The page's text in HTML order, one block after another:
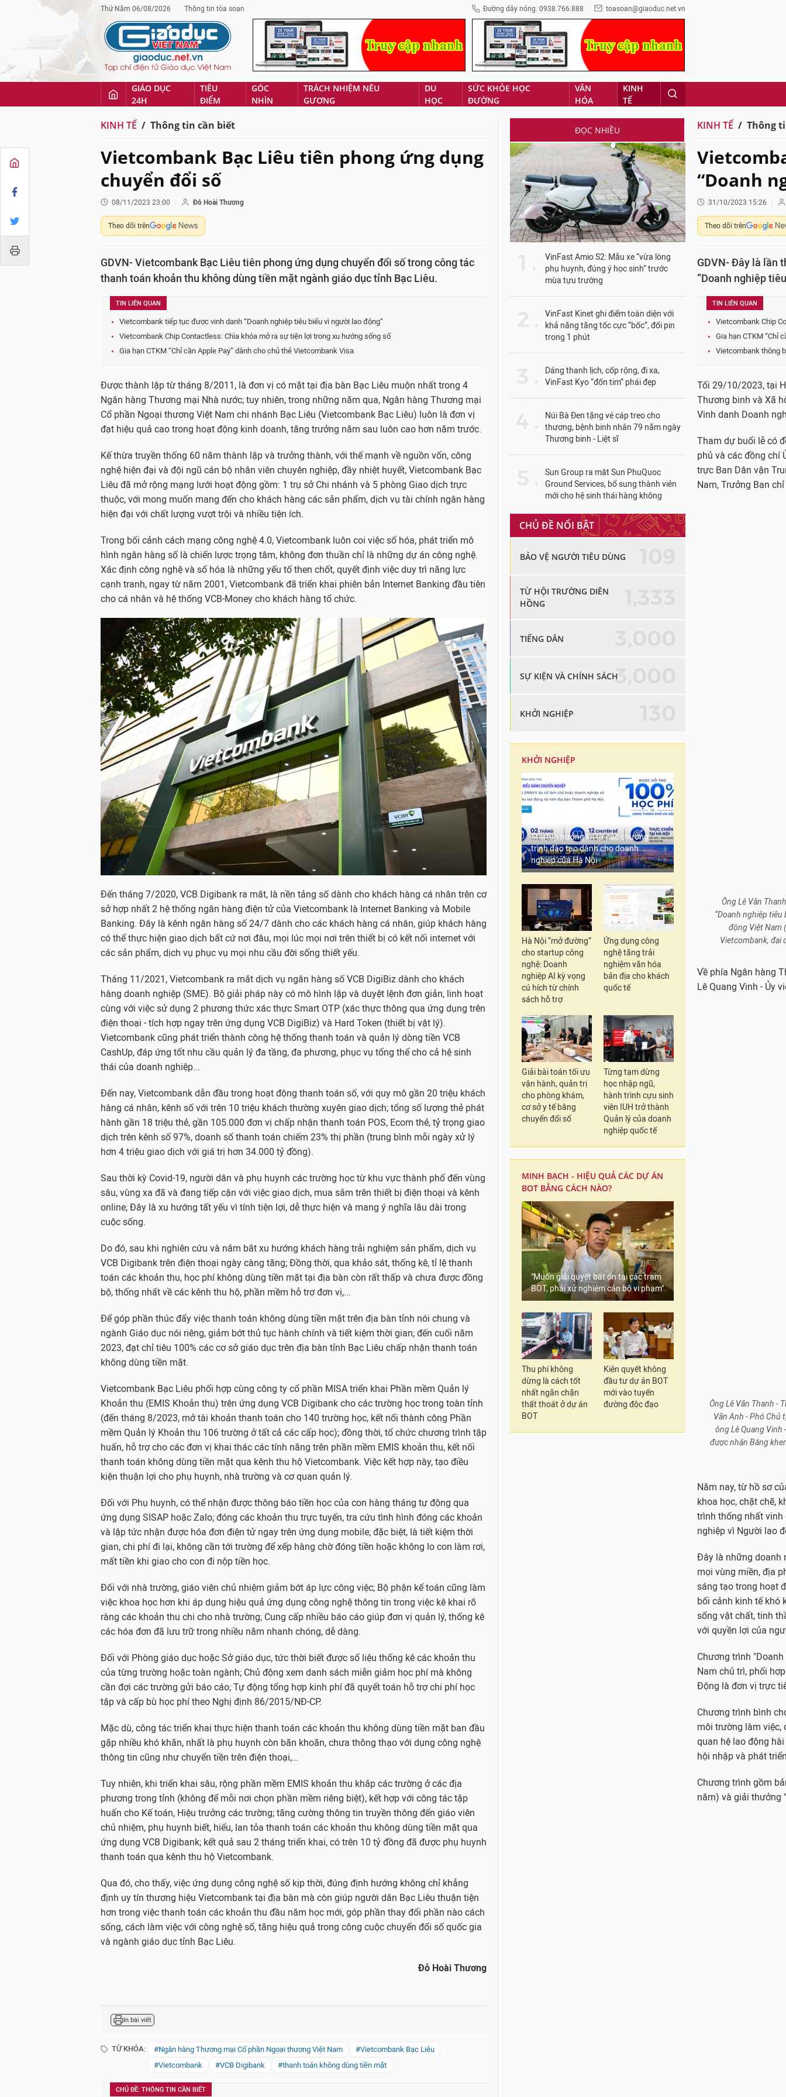
Thứ Năm 06/08/2026 Thông tin tòa soạn Đường dây nóng: 0938.766.888 toasoan@giaoduc.net.vn
GIÁO DỤC
24H
TIÊU
ĐIỂM
GÓC
NHÌN
TRÁCH NHIỆM NÊU
GƯƠNG
DU
HỌC
SỨC KHỎE HỌC
ĐƯỜNG
VĂN
HÓA
KINH
TẾ
KINH TẾ Thông tin cần biết
Vietcombank Bạc Liêu tiên phong ứng dụng
chuyển đổi số
08/11/2023 23:00 Đỗ Hoài Thương
Theo dõi trên
GDVN- Vietcombank Bạc Liêu tiên phong ứng dụng chuyển đổi số trong công tác
thanh toán khoản thu không dùng tiền mặt ngành giáo dục tỉnh Bạc Liêu.
TIN LIÊN QUAN
Vietcombank tiếp tục được vinh danh “Doanh nghiệp tiêu biểu vì người lao động”
Vietcombank Chip Contactless: Chìa khóa mở ra sự tiện lợi trong xu hướng sống số
Gia hạn CTKM “Chỉ cần Apple Pay” dành cho chủ thẻ Vietcombank Visa
Được thành lập từ tháng 8/2011, là đơn vị có mặt tại địa bàn Bạc Liêu muộn nhất trong 4
Ngân hàng Thương mại Nhà nước; tuy nhiên, trong những năm qua, Ngân hàng Thương mại
Cổ phần Ngoại thương Việt Nam chi nhánh Bạc Liêu (Vietcombank Bạc Liêu) luôn là đơn vị
đạt hiệu quả cao trong hoạt động kinh doanh, tăng trưởng năm sau luôn cao hơn năm trước.
Kế thừa truyền thống 60 năm thành lập và trưởng thành, với thế mạnh về nguồn vốn, công
nghệ hiện đại và đội ngũ cán bộ nhân viên chuyên nghiệp, đầy nhiệt huyết, Vietcombank Bạc
Liêu đã mở rộng mạng lưới hoạt động gồm: 1 trụ sở Chi nhánh và 5 phòng Giao dịch trực
thuộc, với mong muốn mang đến cho khách hàng các sản phẩm, dịch vụ tài chính ngân hàng
hiện đại với chất lượng vượt trội và nhiều tiện ích.
Trong bối cảnh cách mạng công nghệ 4.0, Vietcombank luôn coi việc số hóa, phát triển mô
hình ngân hàng số là chiến lược trọng tâm, không đơn thuần chỉ là những dự án công nghệ.
Xác định công nghệ và số hóa là những yếu tố then chốt, quyết định việc duy trì năng lực
cạnh tranh, ngay từ năm 2001, Vietcombank đã triển khai phiên bản Internet Banking đầu tiên
cho cá nhân và hệ thống VCB-Money cho khách hàng tổ chức.
Đến tháng 7/2020, VCB Digibank ra mắt, là nền tảng số dành cho khách hàng cá nhân trên cơ
sở hợp nhất 2 hệ thống ngân hàng điện tử của Vietcombank là Internet Banking và Mobile
Banking. Đây là kênh ngân hàng số 24/7 dành cho các khách hàng cá nhân, giúp khách hàng
có thể thực hiện giao dịch bất cứ nơi đâu, mọi lúc mọi nơi trên thiết bị có kết nối internet với
các sản phẩm, dịch vụ phục vụ mọi nhu cầu đời sống thiết yếu.
Tháng 11/2021, Vietcombank ra mắt dịch vụ ngân hàng số VCB DigiBiz dành cho khách
hàng doanh nghiệp (SME). Bộ giải pháp này có mô hình lập và duyệt lệnh đơn giản, linh hoạt
cùng với việc sử dụng 2 phương thức xác thực Smart OTP (xác thực thông qua ứng dụng trên
điện thoại - tích hợp ngay trên ứng dụng VCB DigiBiz) và Hard Token (thiết bị vật lý).
Vietcombank cũng phát triển thành công hệ thống thanh toán và quản lý dòng tiền VCB
CashUp, đáp ứng tốt nhu cầu quản lý đa tầng, đa phương, phục vụ tổng thể cho cả hệ sinh
thái của doanh nghiệp...
Đến nay, Vietcombank dẫn đầu trong hoạt động thanh toán số, với quy mô gần 20 triệu khách
hàng cá nhân, kênh số với trên 10 triệu khách thường xuyên giao dịch; tổng số lượng thẻ phát
hành gần 18 triệu thẻ, gần 105.000 đơn vị chấp nhận thanh toán POS, Ecom thẻ, tỷ trọng giao
dịch trên kênh số 97%, doanh số thanh toán chiếm 23% thị phần (trung bình mỗi ngày xử lý
hơn 4 triệu giao dịch với giá trị hơn 34.000 tỷ đồng).
Sau thời kỳ Covid-19, người dân và phụ huynh các trường học từ khu vực thành phố đến vùng
sâu, vùng xa đã và đang tiếp cận với việc giao dịch, mua sắm trên thiết bị điện thoại và kênh
online; Đây là xu hướng tất yếu vì tính tiện lợi, dễ thực hiện và mang ý nghĩa lâu dài trong
cuộc sống.
Do đó, sau khi nghiên cứu và nắm bắt xu hướng khách hàng trải nghiệm sản phẩm, dịch vụ
VCB Digibank trên điện thoại ngày càng tăng; Đồng thời, qua khảo sát, thống kê, tỉ lệ thanh
toán các khoản thu, học phí không dùng tiền mặt tại địa bàn còn rất thấp và chưa được đồng
bộ, thống nhất về các kênh thu hộ, phần mềm hỗ trợ đơn vị,...
Để góp phần thúc đẩy việc thanh toán không dùng tiền mặt trên địa bàn tỉnh nói chung và
ngành Giáo dục nói riêng, giảm bớt thủ tục hành chính và tiết kiệm thời gian; đến cuối năm
2023, đạt chỉ tiêu 100% các cơ sở giáo dục trên địa bàn tỉnh Bạc Liêu chấp nhận thanh toán
không dùng tiền mặt.
Vietcombank Bạc Liêu phối hợp cùng công ty cổ phần MISA triển khai Phần mềm Quản lý
Khoản thu (EMIS Khoản thu) trên ứng dụng VCB Digibank cho các trường học trong toàn tỉnh
(đến tháng 8/2023, mở tài khoản thanh toán cho 140 trường học, kết nối thành công Phần
mềm Quản lý Khoản thu 106 trường ở tất cả các cấp học); đồng thời, tổ chức chương trình tập
huấn, hỗ trợ cho các đơn vị khai thác các tính năng trên phần mềm EMIS khoản thu, kết nối
thanh toán không dùng tiền mặt qua kênh thu hộ Vietcombank. Việc kết hợp này, tạo điều
kiện thuận lợi cho phụ huynh, nhà trường và cơ quan quản lý.
Đối với Phụ huynh, có thể nhận được thông báo tiền học của con hàng tháng tự động qua
ứng dụng SISAP hoặc Zalo; đóng các khoản thu trực tuyến, tra cứu tình hình đóng các khoản
và lập tức nhận được hóa đơn điện tử ngay trên ứng dụng mobile; đặc biệt, là tiết kiệm thời
gian, chi phí đi lại, không cần tới trường để xếp hàng chờ đóng tiền hoặc không lo con làm rơi,
mất tiền khi giao cho con đi nộp tiền học.
Đối với nhà trường, giáo viên chủ nhiệm giảm bớt áp lực công việc; Bộ phận kế toán cũng làm
việc khoa học hơn khi áp dụng hiệu quả ứng dụng công nghệ thông tin trong việc kê khai rõ
ràng các khoản thu chi cho nhà trường; Cung cấp nhiều báo cáo giúp đơn vị quản lý, thống kê
các hóa đơn đã lưu trữ trong nhiều năm nhanh chóng, dễ dàng.
Đối với Phòng giáo dục hoặc Sở giáo dục, tức thời biết được số liệu thống kê các khoản thu
của từng trường hoặc toàn ngành; Chủ động xem danh sách miễn giảm học phí mà không
cần đợi các trường gửi báo cáo; Tự động tổng hợp kinh phí đã quyết toán hỗ trợ chi phí học
tập và cấp bù học phí theo Nghị định 86/2015/NĐ-CP.
Mặc dù, công tác triển khai thực hiện thanh toán các khoản thu không dùng tiền mặt ban đầu
gặp nhiều khó khăn, nhất là phụ huynh còn băn khoăn, chưa thông thạo với dụng công nghệ
thông tin cũng như chuyển tiền trên điện thoại,…
Tuy nhiên, khi triển khai sâu, rộng phần mềm EMIS khoản thu khắp các trường ở các địa
phương trong tỉnh (không để mỗi nơi chọn phần mềm riêng biệt), kết hợp với công tác tập
huấn cho Kế toán, Hiệu trưởng các trường; tăng cường thông tin truyền thông đến giáo viên
chủ nhiệm, phụ huynh biết, hiểu, lan tỏa thanh toán các khoản thu không dùng tiền mặt qua
ứng dụng VCB Digibank; kết quả sau 2 tháng triển khai, có trên 10 tỷ đồng đã được phụ huynh
thanh toán qua kênh thu hộ Vietcombank.
Qua đó, cho thấy, việc ứng dụng công nghệ số kịp thời, đúng định hướng không chỉ khẳng
định uy tín thương hiệu Vietcombank tại địa bàn mà còn giúp người dân Bạc Liêu thuận tiện
hơn trong việc thanh toán các khoản thu đầu năm học mới, góp phần thay đổi phần nào cách
sống, cách làm việc với công nghệ số, tăng hiệu quả trong công cuộc chuyển đổi số quốc gia
và ngành giáo dục tỉnh Bạc Liêu.
Đỗ Hoài Thương
In bài viết
TỪ KHÓA: #Ngân hàng Thương mại Cổ phần Ngoại thương Việt Nam
#Vietcombank Bạc Liêu
#Vietcombank
#VCB Digibank #thanh toán không dùng tiền mặt
CHỦ ĐỀ: THÔNG TIN CẦN BIẾT
ĐỌC NHIỀU
VinFast Amio S2: Mẫu xe “vừa lòng
phụ huynh, đúng ý học sinh” trước
mùa tựu trường
VinFast Kinet ghi điểm toàn diện với
khả năng tăng tốc cực “bốc”, đổi pin
trong 1 phút
Dáng thanh lịch, cốp rộng, đi xa,
VinFast Kyo “đốn tim” phái đẹp
Núi Bà Đen tặng vé cáp treo cho
thương, bệnh binh nhân 79 năm ngày
Thương binh - Liệt sĩ
Sun Group ra mắt Sun PhuQuoc
Ground Services, bổ sung thành viên
mới cho hệ sinh thái hàng không
CHỦ ĐỀ NỔI BẬT
BẢO VỆ NGƯỜI TIÊU DÙNG
TỪ HỘI TRƯỜNG DIÊN
HỒNG
TIẾNG DÂN
SỰ KIỆN VÀ CHÍNH SÁCH3,000
KHỞI NGHIỆP
KHỞI NGHIỆP
Startup hưởng lợi từ các chương
trình đào tạo dành cho doanh
nghiệp của Hà Nội
Hà Nội “mở đường”
cho startup công
nghệ: Doanh
nghiệp AI kỳ vọng
cú hích từ chính
sách hỗ trợ
Ứng dụng công
nghệ tăng trải
nghiệm văn hóa
bản địa cho khách
quốc tế
Giải bài toán tối ưu
vận hành, quản trị
cho phòng khám,
cơ sở y tế bằng
chuyển đổi số
Từng tạm dừng
học nhập ngũ,
hành trình cựu sinh
viên IUH trở thành
Quản lý của doanh
nghiệp quốc tế
MINH BẠCH - HIỆU QUẢ CÁC DỰ ÁN
BOT BẰNG CÁCH NÀO?
"Muốn giải quyết bất ổn tại các trạm
BOT, phải xử nghiêm cán bộ vi phạm"
Thu phí không
dừng là cách tốt
nhất ngăn chặn
thất thoát ở dự án
BOT
Kiên quyết không
đầu tư dự án BOT
mới vào tuyến
đường độc đạo
KINH TẾ Thông
“Doanh
31/10/2023 15:26
Theo dõi trên
GDVN- Đây là lần
“Doanh nghiệp
TIN LIÊN QUAN
Vietcombank Chip
Gia hạn CTKM “Chỉ
Vietcombank thông
Tối 29/10/2023, tại
Thương binh và Xã
Vinh danh Doanh
Tham dự buổi lễ có
phủ và các đồng chí
trực Ban Dân vận
Nam, Trưởng Ban
Về phía Ngân hàng
Lê Quang Vinh - Ủy
mọi vùng miền, địa
sáng tạo trong
bối cảnh kinh tế
sống vật chất, tinh
Chương trình
Nam chủ trì, phối
Động là đơn vị trực
Chương trình bình
môi trường làm việc,
quan hệ lao động
hội nhập và phát
Chương trình gồm
năm) và giải thưởng